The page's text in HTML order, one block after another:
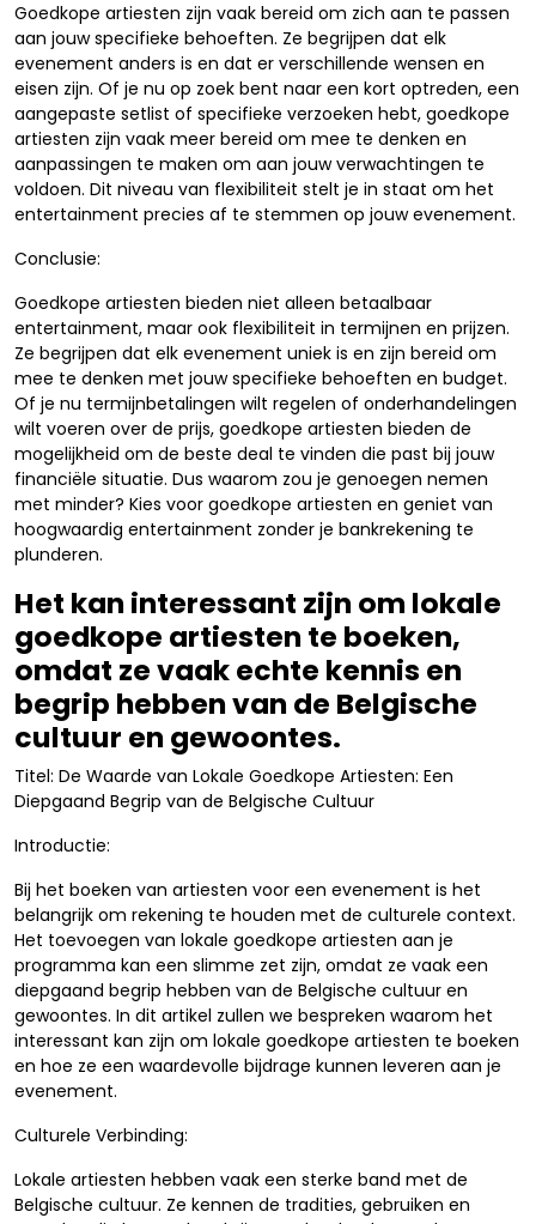
Goedkope artiesten zijn vaak bereid om zich aan te passen
aan jouw specifieke behoeften. Ze begrijpen dat elk
evenement anders is en dat er verschillende wensen en
eisen zijn. Of je nu op zoek bent naar een kort optreden, een
aangepaste setlist of specifieke verzoeken hebt, goedkope
artiesten zijn vaak meer bereid om mee te denken en
aanpassingen te maken om aan jouw verwachtingen te
voldoen. Dit niveau van flexibiliteit stelt je in staat om het
entertainment precies af te stemmen op jouw evenement.
Conclusie:
Goedkope artiesten bieden niet alleen betaalbaar
entertainment, maar ook flexibiliteit in termijnen en prijzen.
Ze begrijpen dat elk evenement uniek is en zijn bereid om
mee te denken met jouw specifieke behoeften en budget.
Of je nu termijnbetalingen wilt regelen of onderhandelingen
wilt voeren over de prijs, goedkope artiesten bieden de
mogelijkheid om de beste deal te vinden die past bij jouw
financiële situatie. Dus waarom zou je genoegen nemen
met minder? Kies voor goedkope artiesten en geniet van
hoogwaardig entertainment zonder je bankrekening te
plunderen.
Het kan interessant zijn om lokale
goedkope artiesten te boeken,
omdat ze vaak echte kennis en
begrip hebben van de Belgische
cultuur en gewoontes.
Titel: De Waarde van Lokale Goedkope Artiesten: Een
Diepgaand Begrip van de Belgische Cultuur
Introductie:
Bij het boeken van artiesten voor een evenement is het
belangrijk om rekening te houden met de culturele context.
Het toevoegen van lokale goedkope artiesten aan je
programma kan een slimme zet zijn, omdat ze vaak een
diepgaand begrip hebben van de Belgische cultuur en
gewoontes. In dit artikel zullen we bespreken waarom het
interessant kan zijn om lokale goedkope artiesten te boeken
en hoe ze een waardevolle bijdrage kunnen leveren aan je
evenement.
Culturele Verbinding:
Lokale artiesten hebben vaak een sterke band met de
Belgische cultuur. Ze kennen de tradities, gebruiken en